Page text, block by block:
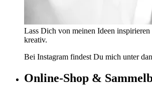
Lass Dich von meinen Ideen inspirieren
kreativ.
Bei Instagram findest Du mich unter
Online-Shop &